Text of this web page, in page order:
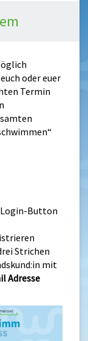
oder euer
Termin
Login-Button
Strichen
mit
Adresse